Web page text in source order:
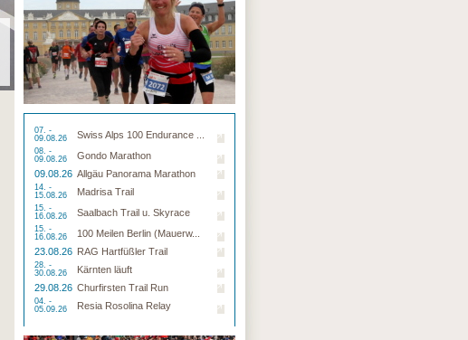
07. -
09.08.26
Swiss Alps 100 Endurance ...
08. -
09.08.26
Gondo Marathon
09.08.26 Allgäu Panorama Marathon
14. -
15.08.26
Madrisa Trail
15. -
16.08.26
Saalbach Trail u. Skyrace
15. -
16.08.26
100 Meilen Berlin (Mauerw...
23.08.26 RAG Hartfüßler Trail
28. -
30.08.26
Kärnten läuft
29.08.26 Churfirsten Trail Run
04. -
05.09.26
Resia Rosolina Relay